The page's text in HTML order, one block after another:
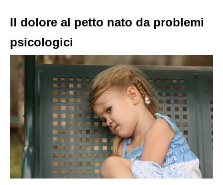
Il dolore al petto nato da problemi
psicologici